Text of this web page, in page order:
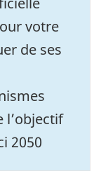
votre
de ses
l’objectif
2050